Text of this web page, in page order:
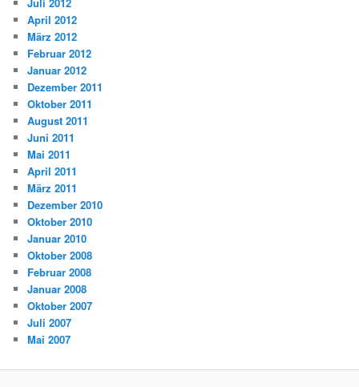
Juli 2012
April 2012
März 2012
Februar 2012
Januar 2012
Dezember 2011
Oktober 2011
August 2011
Juni 2011
Mai 2011
April 2011
März 2011
Dezember 2010
Oktober 2010
Januar 2010
Oktober 2008
Februar 2008
Januar 2008
Oktober 2007
Juli 2007
Mai 2007